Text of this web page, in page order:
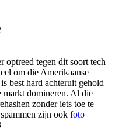
optreed tegen dit soort tech
om die Amerikaanse
best hard achteruit gehold
markt domineren. Al die
zonder iets toe te
zijn ook foto